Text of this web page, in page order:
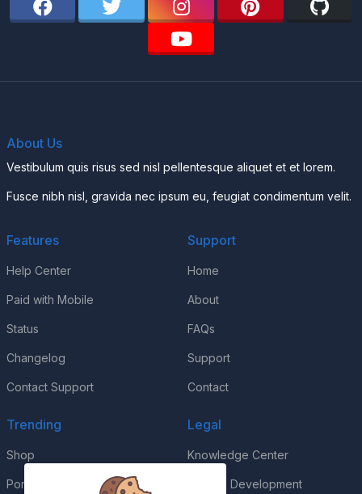
About Us
Vestibulum quis risus sed nisl pellentesque aliquet et et lorem.
Fusce nibh nisl, gravida nec ipsum eu, feugiat condimentum velit.
Features
Help Center
Paid with Mobile
Status
Changelog
Contact Support
Support
Home
About
FAQs
Support
Contact
Trending
Shop
Portfolio
Legal
Knowledge Center
Custom Development